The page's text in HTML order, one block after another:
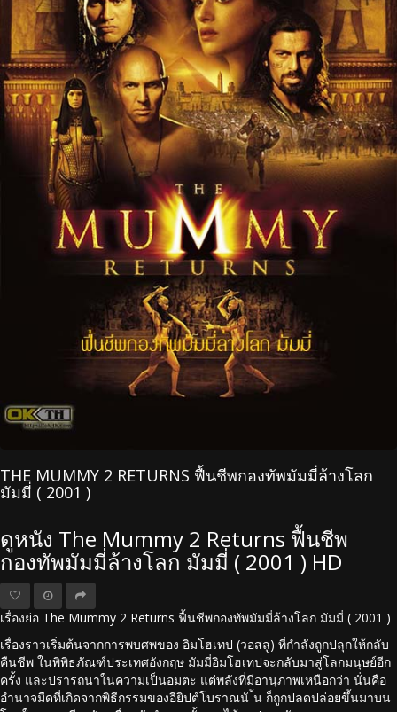
THE MUMMY 2 RETURNS ฟื้นชีพกองทัพมัมมี่ล้างโลก
มัมมี่ ( 2001 )
ดูหนัง The Mummy 2 Returns ฟื้นชีพ
กองทัพมัมมี่ล้างโลก มัมมี่ ( 2001 ) HD
เรื่องย่อ The Mummy 2 Returns ฟื้นชีพกองทัพมัมมี่ล้างโลก มัมมี่ ( 2001 )
เรื่องราวเริ่มต้นจากการพบศพของ อิมโฮเทป (วอสลู) ที่กำลังถูกปลุกให้กลับ
คืนชีพ ในพิพิธภัณฑ์ประเทศอังกฤษ มัมมี่อิมโฮเทปจะกลับมาสู่โลกมนุษย์อีก
ครั้ง และปรารถนาในความเป็นอมตะ แต่พลังที่มีอานุภาพเหนือกว่า นั่นคือ
อำนาจมืดที่เกิดจากพิธีกรรมของอียิปต์โบราณนั ้น ก็ถูกปลดปล่อยขึ้นมาบน